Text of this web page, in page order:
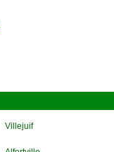
Villejuif